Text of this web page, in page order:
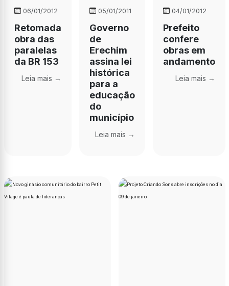
06/01/2012
Retomada
obra das
paralelas
da BR 153
Leia mais →
05/01/2011
Governo
de
Erechim
assina lei
histórica
para a
educação
do
município
Leia mais →
04/01/2012
Prefeito
confere
obras em
andamento
Leia mais →